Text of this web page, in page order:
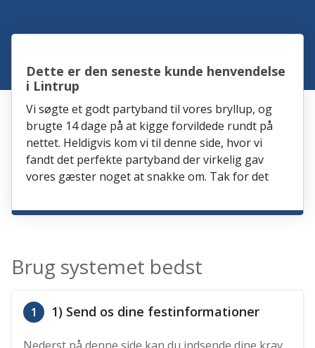
Dette er den seneste kunde henvendelse
i Lintrup
Vi søgte et godt partyband til vores bryllup, og
brugte 14 dage på at kigge forvildede rundt på
nettet. Heldigvis kom vi til denne side, hvor vi
fandt det perfekte partyband der virkelig gav
vores gæster noget at snakke om. Tak for det
Brug systemet bedst
1 1) Send os dine festinformationer